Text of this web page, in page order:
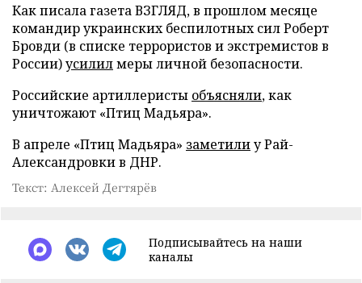
Как писала газета ВЗГЛЯД, в прошлом месяце
командир украинских беспилотных сил Роберт
Бровди (в списке террористов и экстремистов в
России)усилилмеры личной безопасности.
Российские артиллеристы объясняли, как
уничтожают «Птиц Мадьяра».
В апреле «Птиц Мадьяра» заметилиу Рай-
Александровки в ДНР.
Текст: Алексей Дегтярёв
Подписывайтесь на наши
каналы